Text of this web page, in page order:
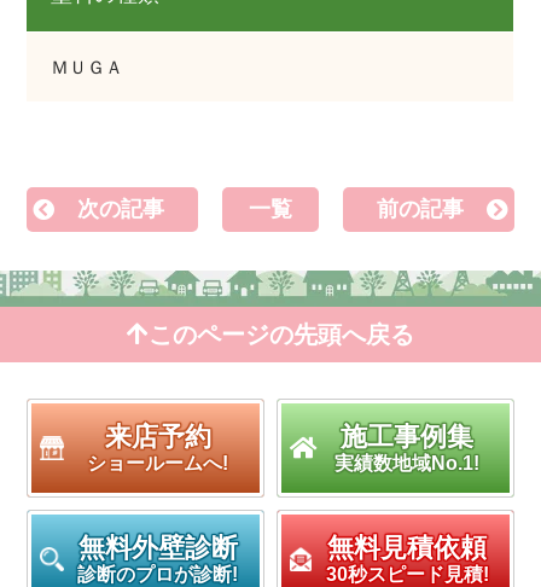
ＭＵＧＡ
次の記事 一覧 前の記事
このページの先頭へ戻る
来店予約
ショールームへ!
施工事例集
実績数地域No.1!
無料外壁診断
診断のプロが診断!
無料見積依頼
30秒スピード見積!